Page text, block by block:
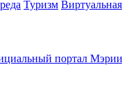
Туризм
портал Мэрии